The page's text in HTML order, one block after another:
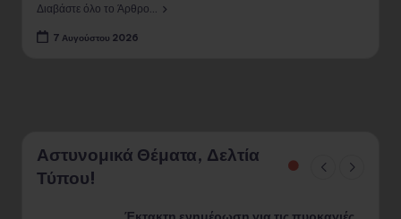
όλο το Άρθρο...
2026
Αστυνομικά Θέματα, Δελτία
Τύπου!